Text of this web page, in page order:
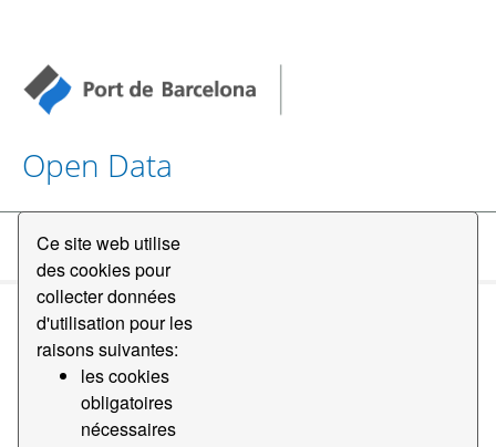
Ce site web utilise
des cookies pour
collecter données
d'utilisation pour les
raisons suivantes:
les cookies
obligatoires
nécessaires
Open Data
Datasets
Order by